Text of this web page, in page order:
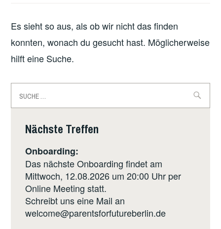
Es sieht so aus, als ob wir nicht das finden
konnten, wonach du gesucht hast. Möglicherweise
hilft eine Suche.
nach:
Nächste Treffen
Onboarding:
Das nächste Onboarding findet am
Mittwoch, 12.08.2026 um 20:00 Uhr per
Online Meeting statt.
Schreibt uns eine Mail an
welcome@parentsforfutureberlin.de